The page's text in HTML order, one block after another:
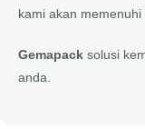
kami akan
Gemapack solusi
anda.